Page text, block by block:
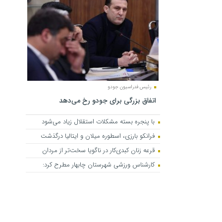
رئیس فدراسیون جودو
اتفاق بزرگی برای جودو رخ می‌دهد
با پنجره بسته مشکلات استقلال زیاد می‌شود
فرانکو بارزی، اسطوره میلان و ایتالیا درگذشت
قرعه زنان کبدی‌کار در ناگویا سخت‌تر از مردان
کارشناس ورزشی شهرستان چابهار مطرح کرد: